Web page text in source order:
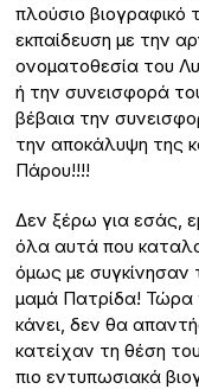
πλούσιο
εκπαίδευση με την
ονοματοθεσία του
ή την συνεισφορά
βέβαια την
την αποκάλυψη της
Πάρου!!!!
Δεν ξέρω για εσάς,
όλα αυτά που
όμως με συγκίνησαν
μαμά Πατρίδα! Τώρα
κάνει, δεν θα
κατείχαν τη θέση
πιο εντυπωσιακά